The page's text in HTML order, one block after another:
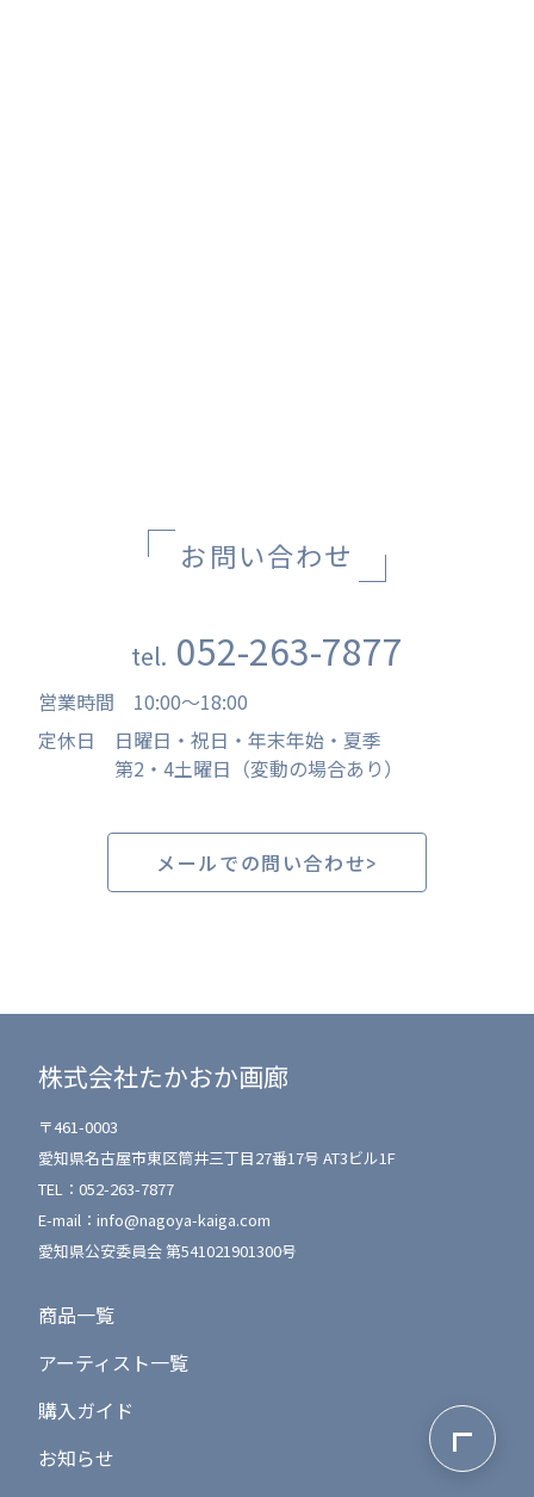
お問い合わせ
tel. 052-263-7877
営業時間 10:00〜18:00
定休日
日曜日・祝日・年末年始・夏季
第2・4土曜日（変動の場合あり）
メールでの問い合わせ
ページ最上
株式会社たかおか画廊
〒461-0003
愛知県名古屋市東区筒井三丁目27番17号 AT3ビル1F
TEL： 052-263-7877
E-mail： info@nagoya-kaiga.com
愛知県公安委員会 第541021901300号
商品一覧
アーティスト一覧
購入ガイド
お知らせ